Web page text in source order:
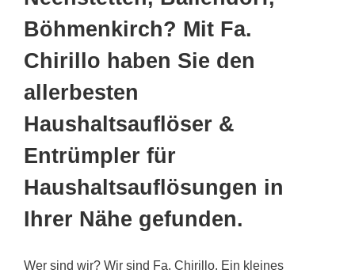
Böhmenkirch? Mit Fa.
Chirillo haben Sie den
allerbesten
Haushaltsauflöser &
Entrümpler für
Haushaltsauflösungen in
Ihrer Nähe gefunden.
Wer sind wir? Wir sind Fa. Chirillo. Ein kleines